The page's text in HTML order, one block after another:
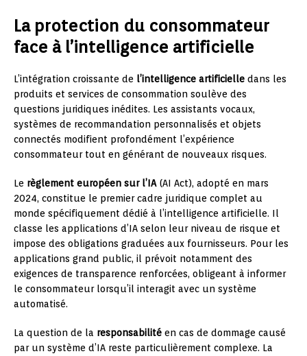
La protection du consommateur
face à l’intelligence artificielle
L’intégration croissante de l’intelligence artificielle dans les
produits et services de consommation soulève des
questions juridiques inédites. Les assistants vocaux,
systèmes de recommandation personnalisés et objets
connectés modifient profondément l’expérience
consommateur tout en générant de nouveaux risques.
Le règlement européen sur l’IA(AI Act), adopté en mars
2024, constitue le premier cadre juridique complet au
monde spécifiquement dédié à l’intelligence artificielle. Il
classe les applications d’IA selon leur niveau de risque et
impose des obligations graduées aux fournisseurs. Pour les
applications grand public, il prévoit notamment des
exigences de transparence renforcées, obligeant à informer
le consommateur lorsqu’il interagit avec un système
automatisé.
La question de la responsabilité en cas de dommage causé
par un système d’IA reste particulièrement complexe. La